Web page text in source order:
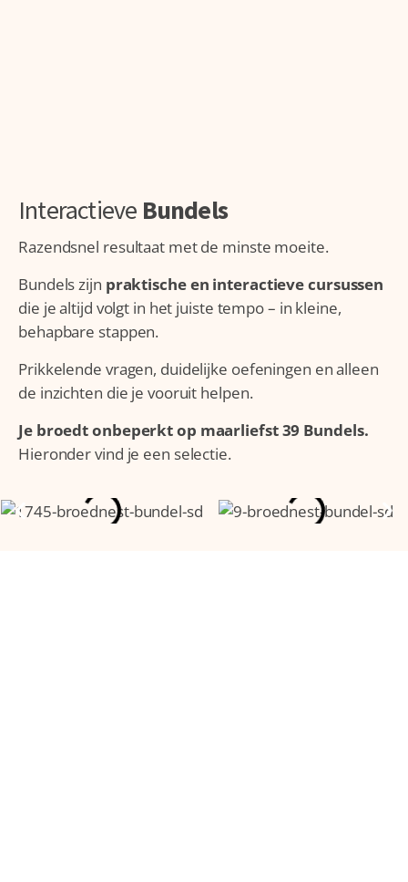
Interactieve Bundels
Razendsnel resultaat met de minste moeite.
Bundels zijn praktische en interactieve cursussen
die je altijd volgt in het juiste tempo – in kleine,
behapbare stappen.
Prikkelende vragen, duidelijke oefeningen en alleen
de inzichten die je vooruit helpen.
Je broedt onbeperkt op maarliefst 39 Bundels.
Hieronder vind je een selectie.